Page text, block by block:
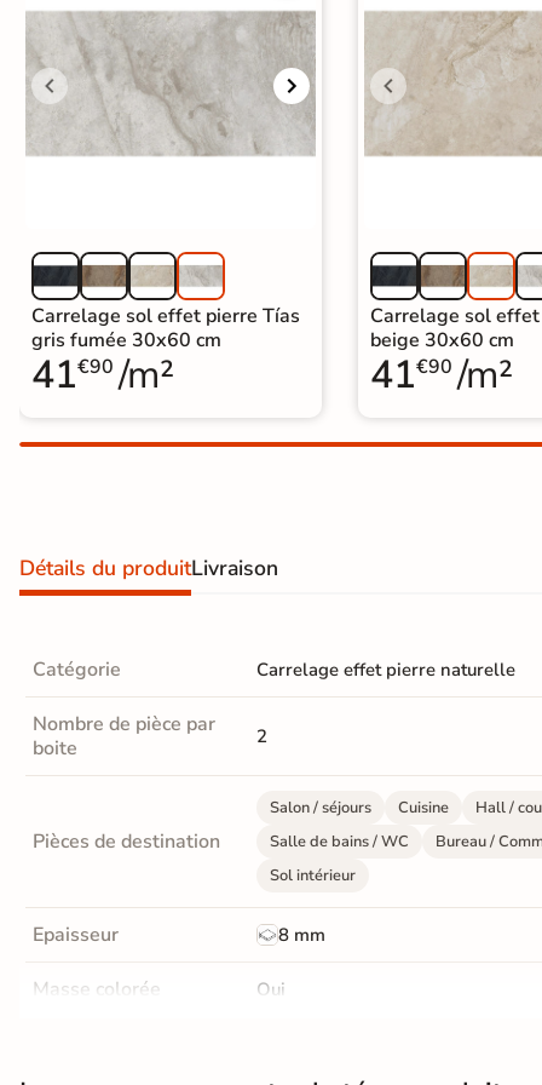
Carrelage extra fin
Voir tous les
formats
PAR FINITION
semi-poli
Carrelage brillant
Échantillons gratuits
Utilisez notre simulateur
en
temps
références
Simple,
et gratuit
Tester le
Carrelage sol effet pierre Tías
gris fumée 30x60 cm
41€90 /m²
Carrelage sol
beige 30x60 cm
41€90 /m²
Détails du produitLivraison
Catégorie Carrelage effet pierre naturelle
Nombre de pièce par
boite
2
Pièces de destination
Salon / séjours Cuisine Hall /
Salle de bains / WC
Bureau /
Sol intérieur
Epaisseur 8 mm
Masse colorée Oui